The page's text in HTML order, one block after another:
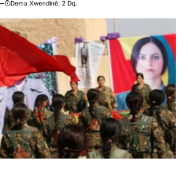
Dema Xwendinê: 2 Dq.